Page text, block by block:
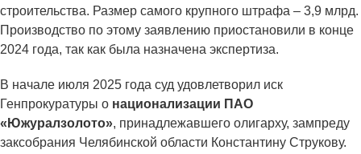
строительства. Размер самого крупного штрафа – 3,9 млрд.
Производство по этому заявлению приостановили в конце
2024 года, так как была назначена экспертиза.
В начале июля 2025 года суд удовлетворил иск
Генпрокуратуры о национализации ПАО
«Южуралзолото», принадлежавшего олигарху, зампреду
заксобрания Челябинской области Константину Струкову.